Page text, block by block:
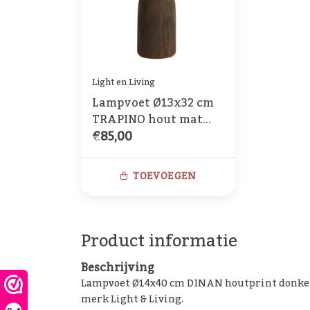
Light en Living
Lampvoet Ø13x32 cm
TRAPINO hout mat
donker bruin
€85,00
TOEVOEGEN
Product informatie
Beschrijving
Lampvoet Ø14x40 cm DINAN houtprint
merk Light & Living.